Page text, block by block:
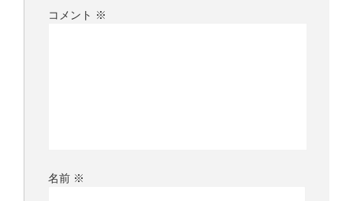
コメント ※
名前 ※